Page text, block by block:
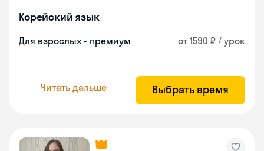
Корейский язык
Для взрослых - премиум от 1590 ₽ / урок
Читать дальше Выбрать время